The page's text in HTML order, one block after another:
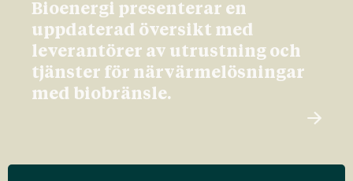
Bioenergi presenterar en
uppdaterad översikt med
leverantörer av utrustning och
tjänster för närvärmelösningar
med biobränsle.